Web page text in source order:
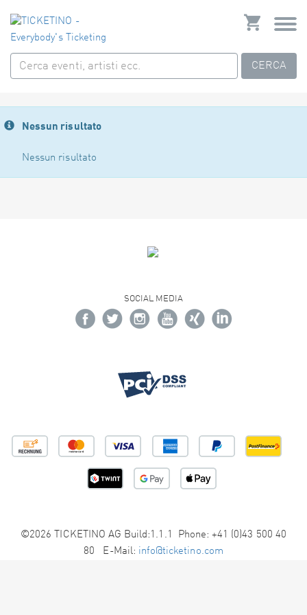
CERCA
Nessun risultato
Nessun risultato
SOCIAL MEDIA
©2026 TICKETINO AG Build:1.1.1 Phone: +41 (0)43 500 40
80 E-Mail: info@ticketino.com